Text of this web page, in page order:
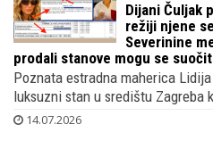
Dijani Čuljak
režiji njene
Severinine
prodali stanove mogu se
Poznata estradna maherica
luksuzni stan u središtu Zagreba
14.07.2026